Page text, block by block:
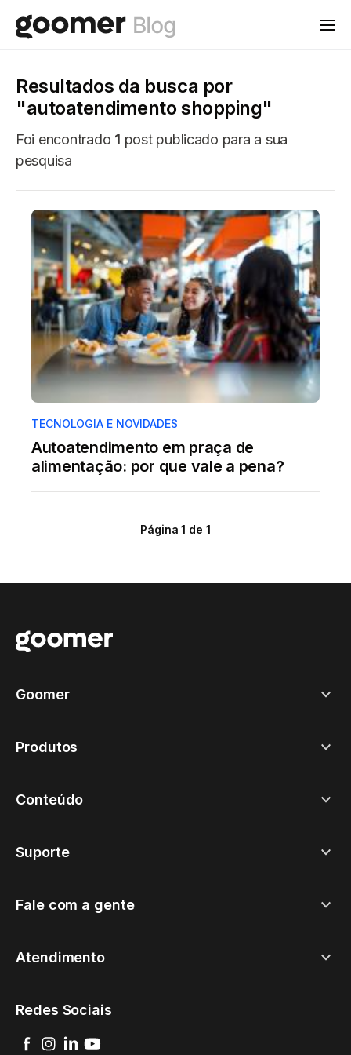
Resultados da busca por
"autoatendimento shopping"
Foi encontrado 1 post publicado para a sua
pesquisa
TECNOLOGIA E NOVIDADES
Autoatendimento em praça de
alimentação: por que vale a pena?
Página 1 de 1
Goomer
Produtos
Conteúdo
Suporte
Fale com a gente
Atendimento
Redes Sociais